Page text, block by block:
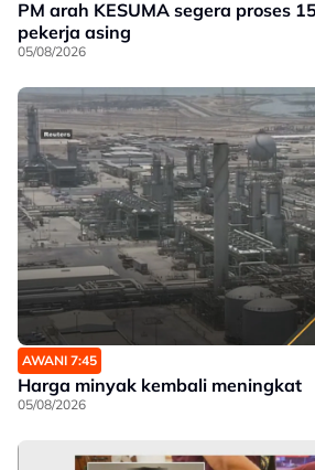
PM arah KESUMA segera proses
pekerja asing
05/08/2026
AWANI 7:45
Harga minyak kembali meningkat
05/08/2026